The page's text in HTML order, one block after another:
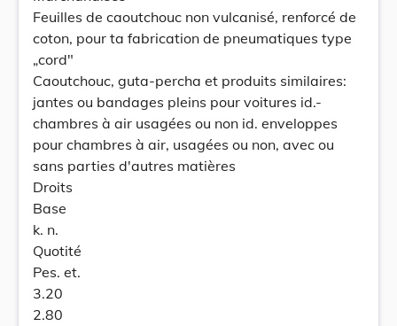
Feuilles de caoutchouc non vulcanisé, renforcé de
coton, pour ta fabrication de pneumatiques type
„cord"
Caoutchouc, guta-percha et produits similaires:
jantes ou bandages pleins pour voitures id.-
chambres à air usagées ou non id. enveloppes
pour chambres à air, usagées ou non, avec ou
sans parties d'autres matières
Droits
Base
k. n.
Quotité
Pes. et.
3.20
2.80